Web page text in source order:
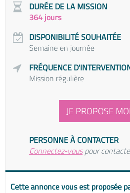
DURÉE DE LA MISSION
364 jours
DISPONIBILITÉ SOUHAITÉE
Semaine en journée
FRÉQUENCE
Mission régulière
JE PROPOSE
PERSONNE À CONTACTER
Connectez-vouspour
Cette annonce vous est proposée